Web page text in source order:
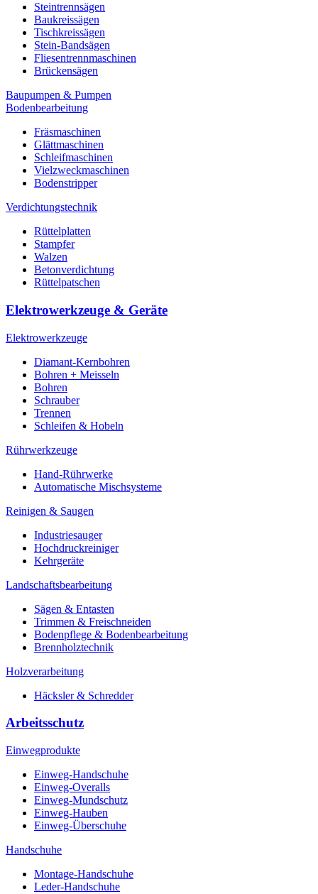
Steintrennsägen
Baukreissägen
Tischkreissägen
Stein-Bandsägen
Fliesentrennmaschinen
Brückensägen
Baupumpen & Pumpen
Bodenbearbeitung
Fräsmaschinen
Glättmaschinen
Schleifmaschinen
Vielzweckmaschinen
Bodenstripper
Verdichtungstechnik
Rüttelplatten
Stampfer
Walzen
Betonverdichtung
Rüttelpatschen
Elektrowerkzeuge & Geräte
Elektrowerkzeuge
Diamant-Kernbohren
Bohren + Meisseln
Bohren
Schrauber
Trennen
Schleifen & Hobeln
Rührwerkzeuge
Hand-Rührwerke
Automatische Mischsysteme
Reinigen & Saugen
Industriesauger
Hochdruckreiniger
Kehrgeräte
Landschaftsbearbeitung
Sägen & Entasten
Trimmen & Freischneiden
Bodenpflege & Bodenbearbeitung
Brennholztechnik
Holzverarbeitung
Häcksler & Schredder
Arbeitsschutz
Einwegprodukte
Einweg-Handschuhe
Einweg-Overalls
Einweg-Mundschutz
Einweg-Hauben
Einweg-Überschuhe
Handschuhe
Montage-Handschuhe
Leder-Handschuhe